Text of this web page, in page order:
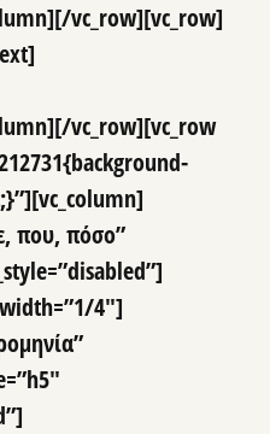
vc_row][vc_row]
vc_row][vc_row
που, πόσο”
4″]